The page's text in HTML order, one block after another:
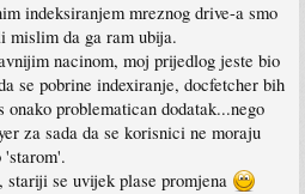
indeksiranjem mreznog drive-a smo
mislim da ga ram ubija.
nacinom, moj prijedlog jeste bio
se pobrine indexiranje, docfetcher bih
problematican dodatak...nego
za sada da se korisnici ne moraju
'starom'.
stariji se uvijek plase promjena